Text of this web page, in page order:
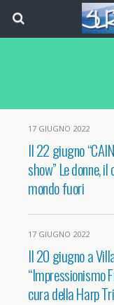
17 GIUGNO 2022
Il 22 giugno
show” Le donne,
mondo fuori
17 GIUGNO 2022
Il 20 giugno a
“Impressionismo
cura della Harp